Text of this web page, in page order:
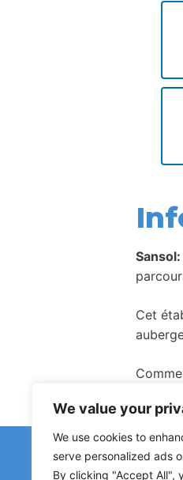
We value your
We use cookies to
serve personalized ads
By clicking "Accept All",
Cet